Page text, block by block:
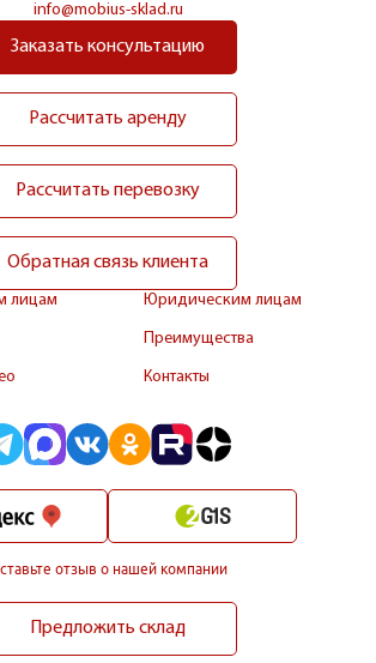
info@mobius-sklad.ru
лицам Юридическим лицам
Преимущества
Контакты
отзыв о нашей компании
Предложить склад
Заказать консультацию
Рассчитать аренду
Рассчитать перевозку
Обратная связь клиента